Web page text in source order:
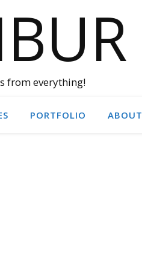
from everything!
PORTFOLIO ABOUT